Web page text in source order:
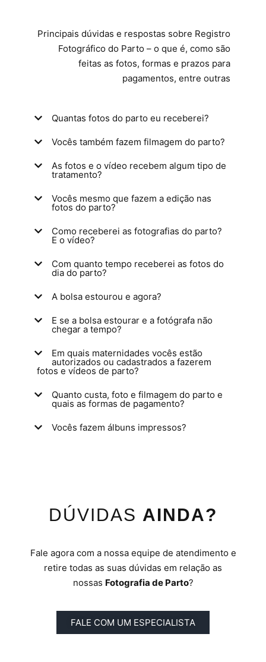
Principais dúvidas e respostas sobre Registro
Fotográfico do Parto – o que é, como são
feitas as fotos, formas e prazos para
pagamentos, entre outras
Quantas fotos do parto eu receberei?
Vocês também fazem filmagem do parto?
As fotos e o vídeo recebem algum tipo de
tratamento?
Vocês mesmo que fazem a edição nas
fotos do parto?
Como receberei as fotografias do parto?
E o vídeo?
Com quanto tempo receberei as fotos do
dia do parto?
A bolsa estourou e agora?
E se a bolsa estourar e a fotógrafa não
chegar a tempo?
Em quais maternidades vocês estão
autorizados ou cadastrados a fazerem
fotos e vídeos de parto?
Quanto custa, foto e filmagem do parto e
quais as formas de pagamento?
Vocês fazem álbuns impressos?
DÚVIDAS AINDA?
Fale agora com a nossa equipe de atendimento e
retire todas as suas dúvidas em relação as
nossas Fotografia de Parto?
FALE COM UM ESPECIALISTA